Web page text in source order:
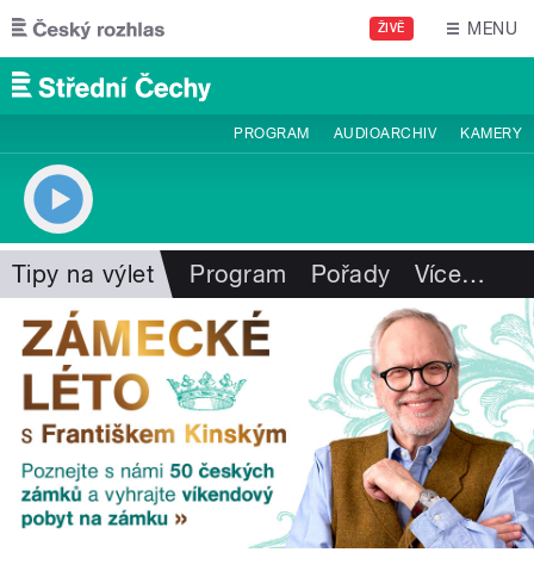
Přejít k hlavnímu obsahu
ŽIVĚ MENU
PROGRAM AUDIOARCHIV KAMERY
Tipy na výlet Program Pořady Více…